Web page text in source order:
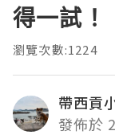
得一試！
瀏覽次數:1224
帶西貢
發佈於